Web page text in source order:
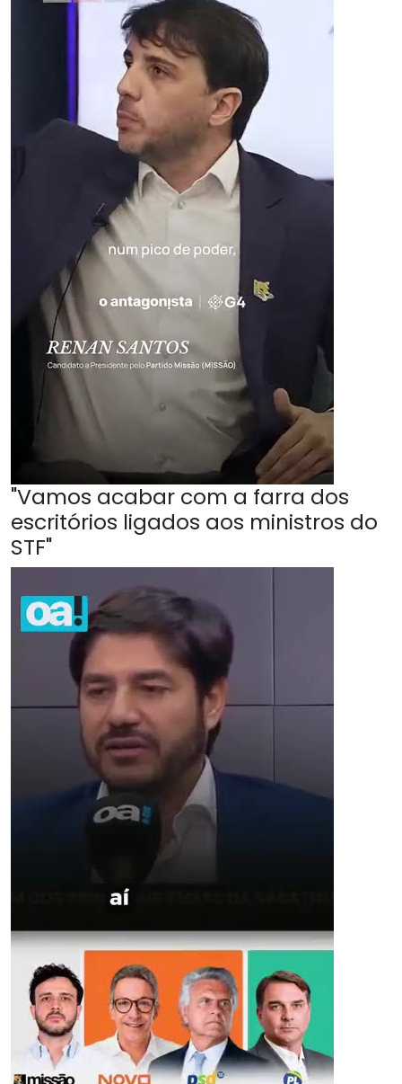
"Vamos acabar com a farra dos
escritórios ligados aos ministros do
STF"